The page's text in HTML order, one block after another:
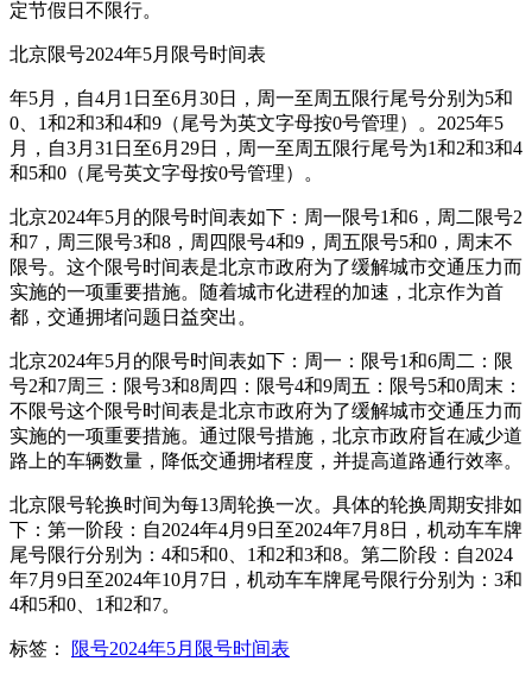
定节假日不限行。
北京限号2024年5月限号时间表
年5月，自4月1日至6月30日，周一至周五限行尾号分别为5和
0、1和2和3和4和9（尾号为英文字母按0号管理）。2025年5
月，自3月31日至6月29日，周一至周五限行尾号为1和2和3和4
和5和0（尾号英文字母按0号管理）。
北京2024年5月的限号时间表如下：周一限号1和6，周二限号2
和7，周三限号3和8，周四限号4和9，周五限号5和0，周末不
限号。这个限号时间表是北京市政府为了缓解城市交通压力而
实施的一项重要措施。随着城市化进程的加速，北京作为首
都，交通拥堵问题日益突出。
北京2024年5月的限号时间表如下：周一：限号1和6周二：限
号2和7周三：限号3和8周四：限号4和9周五：限号5和0周末：
不限号这个限号时间表是北京市政府为了缓解城市交通压力而
实施的一项重要措施。通过限号措施，北京市政府旨在减少道
路上的车辆数量，降低交通拥堵程度，并提高道路通行效率。
北京限号轮换时间为每13周轮换一次。具体的轮换周期安排如
下：第一阶段：自2024年4月9日至2024年7月8日，机动车车牌
尾号限行分别为：4和5和0、1和2和3和8。第二阶段：自2024
年7月9日至2024年10月7日，机动车车牌尾号限行分别为：3和
4和5和0、1和2和7。
标签： 限号2024年5月限号时间表